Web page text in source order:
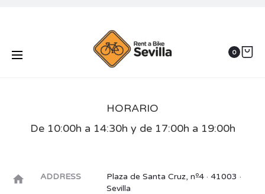
0
Oficina y Contacto
Abierto los 365 días del año.
HORARIO
De 10:00h a 14:30h y de 17:00h a 19:00h
ADDRESS
Plaza de Santa Cruz, nº4 · 41003 ·
Sevilla